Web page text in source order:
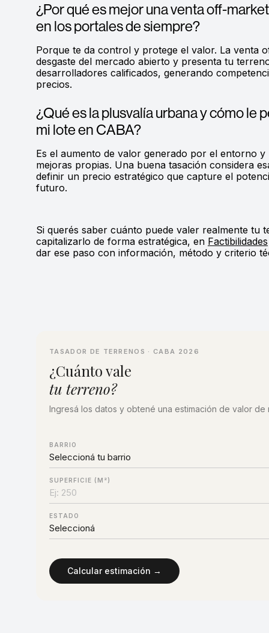
¿Por qué es mejor una venta off-
en los portales de siempre?
Porque te da control y protege el valor. La venta
desgaste del mercado abierto y presenta tu
desarrolladores calificados, generando
precios.
¿Qué es la plusvalía urbana y cómo le
mi lote en CABA?
Es el aumento de valor generado por el entorno
mejoras propias. Una buena tasación considera
definir un precio estratégico que capture el
futuro.
Si querés saber cuánto puede valer realmente tu
capitalizarlo de forma estratégica, en Factibilidades
dar ese paso con información, método y criterio
TASADOR DE TERRENOS · CABA 2026
¿Cuánto vale
tu terreno?
Ingresá los datos y obtené una estimación de valor de
BARRIO
SUPERFICIE (M²)
ESTADO
Calcular estimación →